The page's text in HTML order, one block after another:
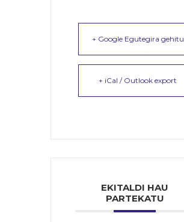
+ Google Egutegira gehitu
+ iCal / Outlook export
EKITALDI HAU
PARTEKATU